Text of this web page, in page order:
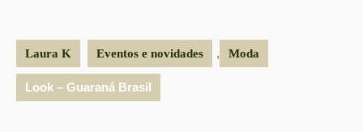
Laura K Eventos e novidades , Moda
Look – Guaraná Brasil